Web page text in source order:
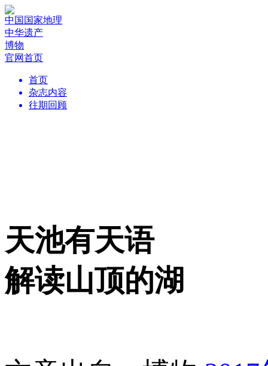
中国国家地理
中华遗产
博物
官网首页
首页
杂志内容
往期回顾
天池有天语
解读山顶的湖